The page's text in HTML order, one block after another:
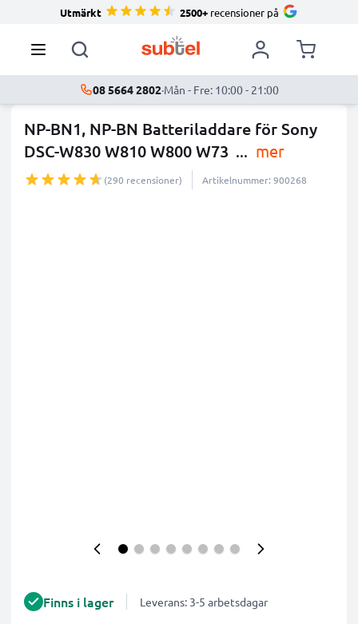
Utmärkt 2500+ recensioner på
08 5664 2802·Mån - Fre: 10:00 - 21:00
NP-BN1, NP-BN Batteriladdare för Sony
DSC-W830 W810 W800 W73 ... mer
(290 recensioner) Artikelnummer: 900268
Finns i lager Leverans: 3-5 arbetsdagar